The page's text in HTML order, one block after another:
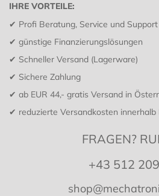
IHRE VORTEILE:
✔ Profi Beratung, Service und Support
✔ günstige Finanzierungslösungen
✔ Schneller Versand (Lagerware)
✔ Sichere Zahlung
✔ ab EUR 44,- gratis Versand in
✔ reduzierte Versandkosten innerhalb
FRAGEN?
+43 512